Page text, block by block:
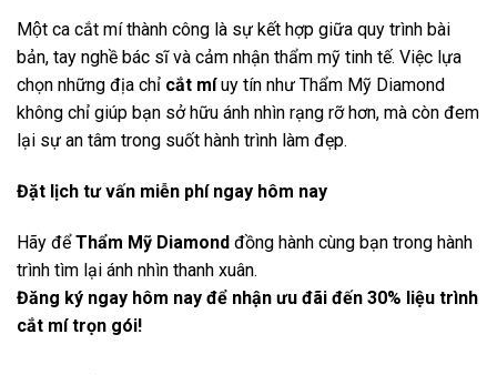
Một ca cắt mí thành công là sự kết hợp giữa quy trình bài
bản, tay nghề bác sĩ và cảm nhận thẩm mỹ tinh tế. Việc lựa
chọn những địa chỉ cắt míuy tín như Thẩm Mỹ Diamond
không chỉ giúp bạn sở hữu ánh nhìn rạng rỡ hơn, mà còn đem
lại sự an tâm trong suốt hành trình làm đẹp.
Đặt lịch tư vấn miễn phí ngay hôm nay
Hãy đểThẩm Mỹ Diamond đồng hành cùng bạn trong hành
trình tìm lại ánh nhìn thanh xuân.
Đăng ký ngay hôm nay để nhận ưu đãi đến 30% liệu trình
cắt mí trọn gói!